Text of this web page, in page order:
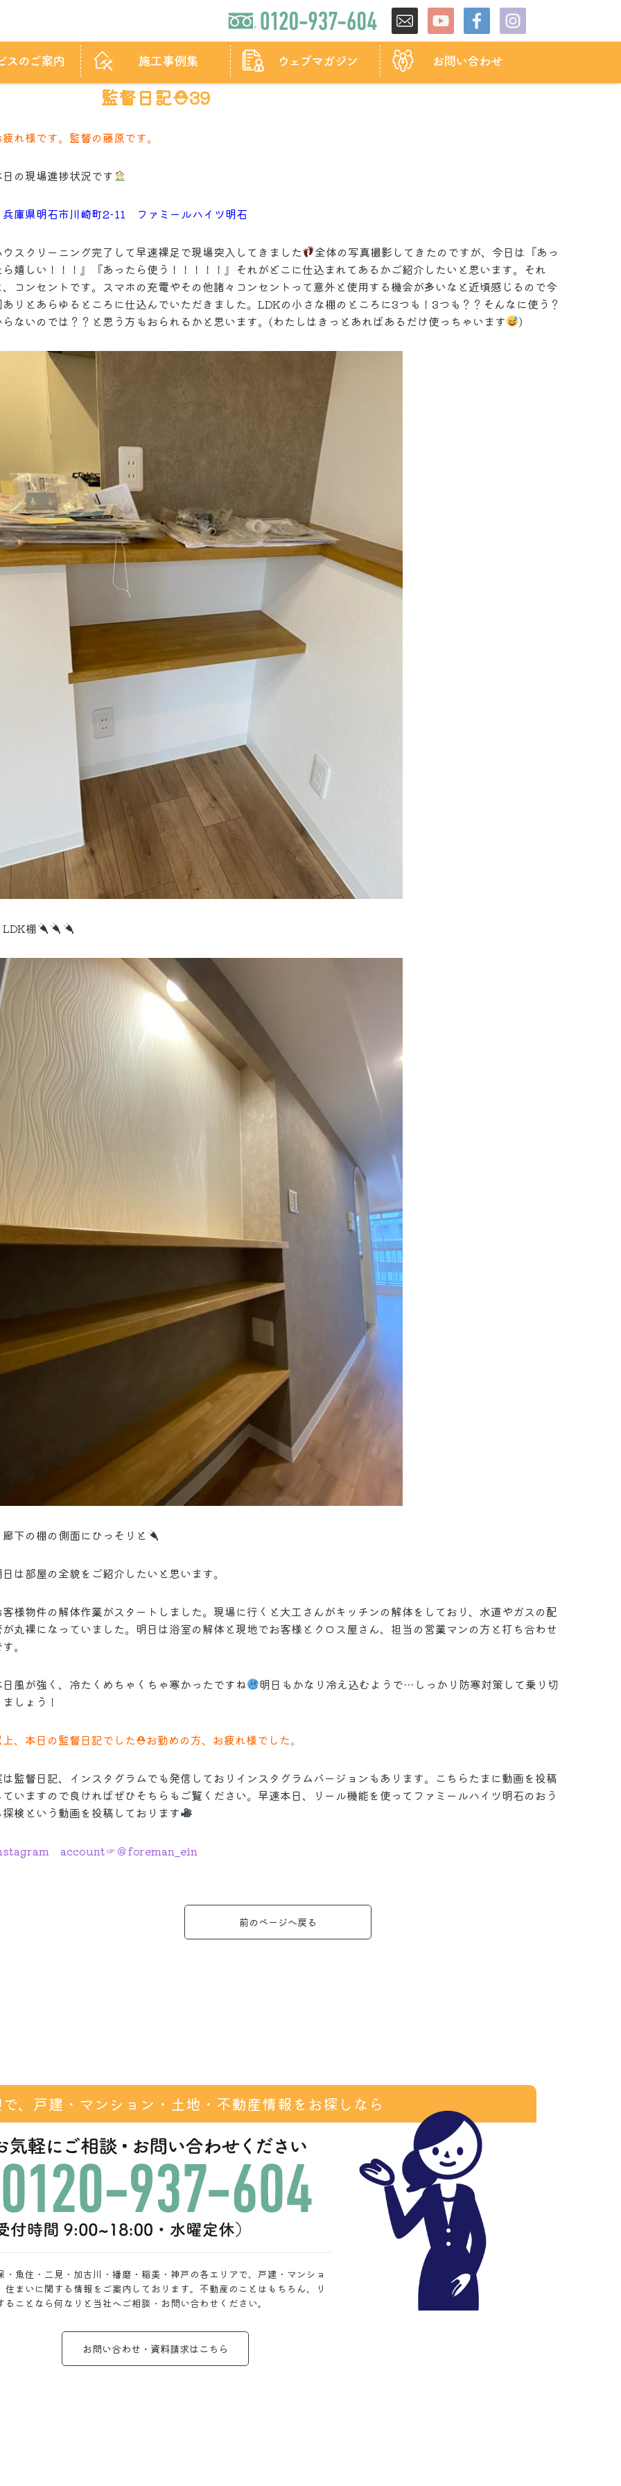
監督日記⛑39
れ様です。監督の藤原です。
の現場進捗状況です
兵庫県明石市川崎町2-11 ファミールハイツ明石
スクリーニング完了して早速裸足で現場突入してきました
全体の写真撮影してきたのですが、今日は『あっ
嬉しい！！！』『あったら使う！！！！！』それがどこに仕込まれてあるかご紹介したいと思います。それ
コンセントです。スマホの充電やその他諸々コンセントって意外と使用する機会が多いなと近頃感じるので今
りとあらゆるところに仕込んでいただきました。LDKの小さな棚のところに3つも！3つも？？そんなに使う？
ないのでは？？と思う方もおられるかと思います。(わたしはきっとあればあるだけ使っちゃいます
)
棚
下の棚の側面にひっそりと
は部屋の全貌をご紹介したいと思います。
様物件の解体作業がスタートしました。現場に行くと大工さんがキッチンの解体をしており、水道やガスの配
丸裸になっていました。明日は浴室の解体と現地でお客様とクロス屋さん、担当の営業マンの方と打ち合わせ
。
風が強く、冷たくめちゃくちゃ寒かったですね
明日もかなり冷え込むようで…しっかり防寒対策して乗り切
しょう！
、本日の監督日記でした⛑お勤めの方、お疲れ様でした。
監督日記、インスタグラムでも発信しておりインスタグラムバージョンもあります。こちらたまに動画を投稿
いますので良ければぜひそちらもご覧ください。早速本日、リール機能を使ってファミールハイツ明石のおう
検という動画を投稿しております
account☞＠foreman_ein
前のページへ戻る
、戸建・マンション・ 土地・不動産情報をお探しなら
魚住・二見・加古川・播磨・稲美・神戸の各エリアで、戸建・マンショ
まいに関する情報をご案内しております。不動産のことはもちろん、リ
ことなら何なりと当社へご相談・お問い合わせください。
お問い合わせ・資料請求はこちら